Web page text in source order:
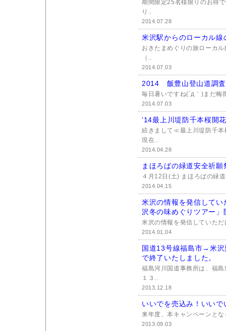
期間限定25名様限りのお得
り..
2014.07.28
米沢駅からのローカル線
おきたまめぐりの旅ローカ
（..
2014.07.03
2014 飯豊山登山道調
毎日暑いですね(´д｀)まだ梅
2014.07.03
’14最上川堤防千本桜開
続きまして≪最上川堤防千
現在..
2014.04.28
まほろばの緑道安全祈願
４月12日(土) まほろばの緑
2014.04.15
米沢の情報を発信して
沢冬の味めぐりツアー」
米沢の情報を発信していた
2014.01.04
国道13号線福島市→米
で終了いたしました。
福島河川国道事務所は、福
１３..
2013.12.18
いいでを売込み！いいで
来年度、本キャンペーンと
2013.09.03